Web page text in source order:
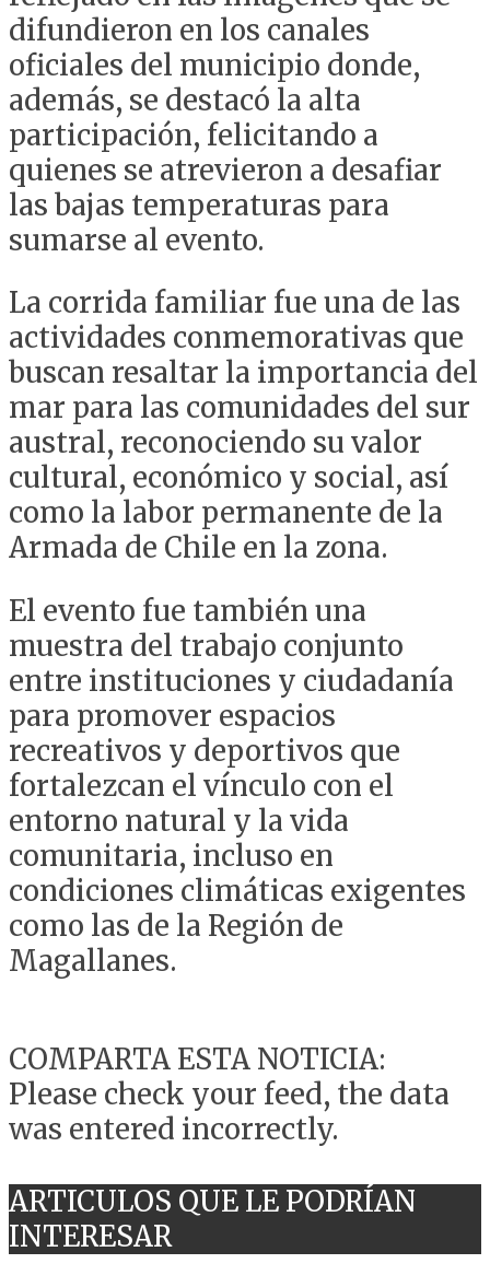
difundieron en los canales
oficiales del municipio donde,
además, se destacó la alta
participación, felicitando a
quienes se atrevieron a desafiar
las bajas temperaturas para
sumarse al evento.
La corrida familiar fue una de las
actividades conmemorativas que
buscan resaltar la importancia del
mar para las comunidades del sur
austral, reconociendo su valor
cultural, económico y social, así
como la labor permanente de la
Armada de Chile en la zona.
El evento fue también una
muestra del trabajo conjunto
entre instituciones y ciudadanía
para promover espacios
recreativos y deportivos que
fortalezcan el vínculo con el
entorno natural y la vida
comunitaria, incluso en
condiciones climáticas exigentes
como las de la Región de
Magallanes.
COMPARTA ESTA NOTICIA:
Please check your feed, the data
was entered incorrectly.
ARTICULOS QUE LE PODRÍAN
INTERESAR